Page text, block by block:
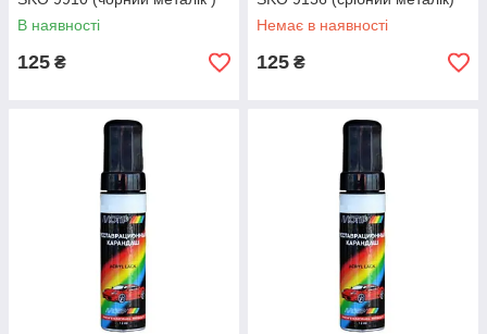
В наявності
125 ₴
Немає в наявності
125 ₴